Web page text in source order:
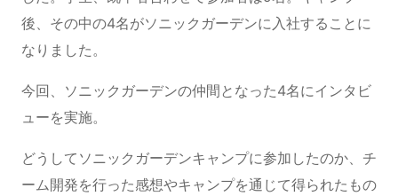
後、その中の4名がソニックガーデンに入社することに
なりました。
今回、ソニックガーデンの仲間となった4名にインタビ
ューを実施。
どうしてソニックガーデンキャンプに参加したのか、チ
ーム開発を行った感想やキャンプを通じて得られたもの